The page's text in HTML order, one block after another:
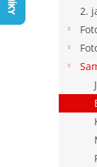
n
e
2.